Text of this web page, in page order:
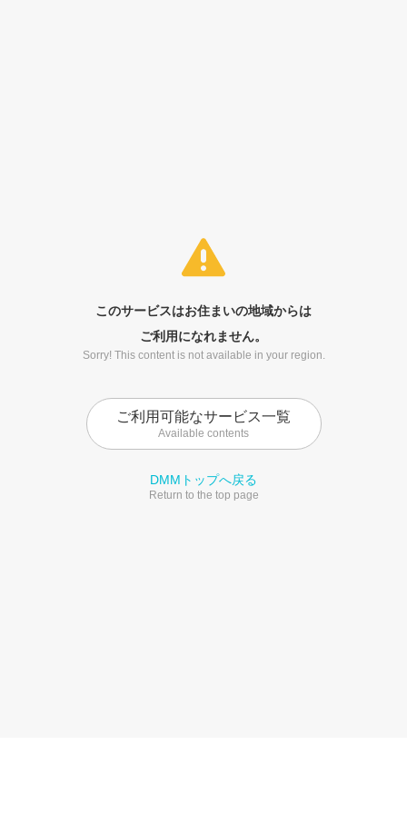
このサービスはお住まいの地域からは
ご利用になれません。
Sorry! This content is not available in your region.
ご利用可能なサービス一覧
Available contents
DMMトップへ戻る
Return to the top page